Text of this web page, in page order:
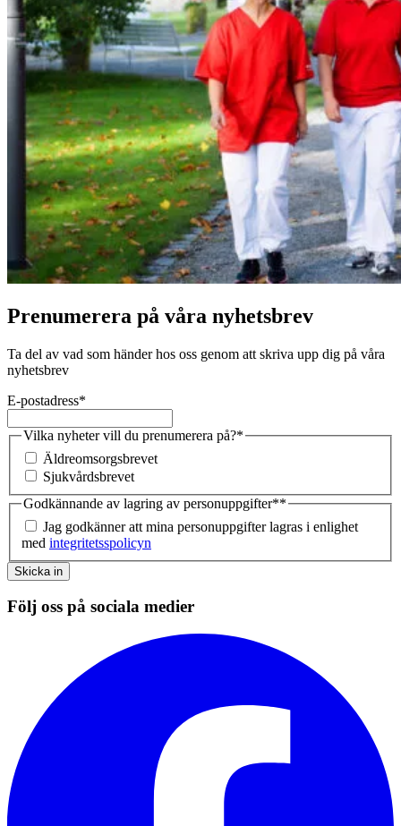
Prenumerera på våra nyhetsbrev
Ta del av vad som händer hos oss genom att skriva upp dig på våra
nyhetsbrev
E-postadress*
Vilka nyheter vill du prenumerera på?*
Äldreomsorgsbrevet
Sjukvårdsbrevet
Godkännande av lagring av personuppgifter**
Jag godkänner att mina personuppgifter lagras i enlighet
med integritetsspolicyn
Skicka in
Följ oss på sociala medier